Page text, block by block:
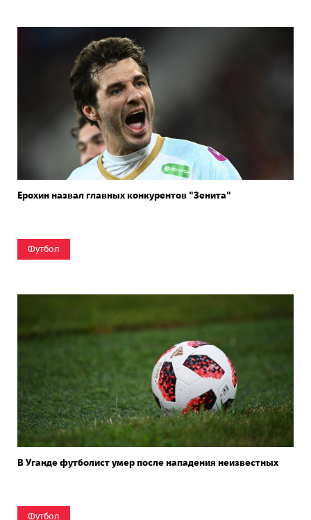
Ерохин назвал главных конкурентов "Зенита"
Футбол
В Уганде футболист умер после нападения неизвестных
Футбол